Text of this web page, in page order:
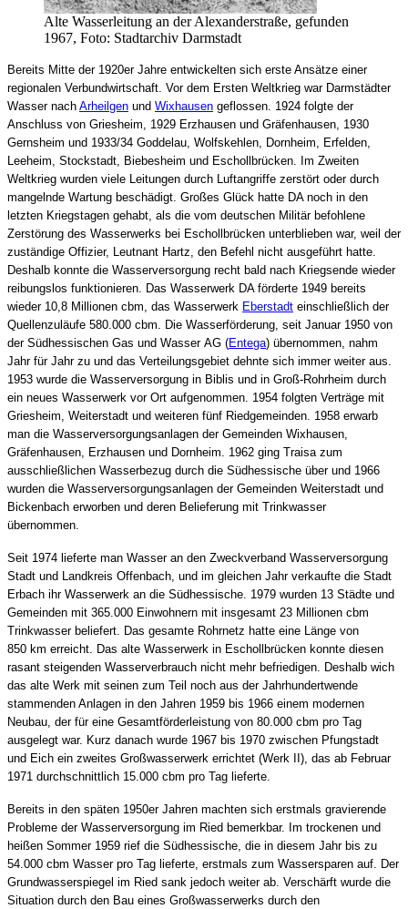
Alte Wasserleitung an der Alexanderstraße, gefunden
1967, Foto: Stadtarchiv Darmstadt
Bereits Mitte der 1920er Jahre entwickelten sich erste Ansätze einer
regionalen Verbundwirtschaft. Vor dem Ersten Weltkrieg war Darmstädter
Wasser nach Arheilgen und Wixhausen geflossen. 1924 folgte der
Anschluss von Griesheim, 1929 Erzhausen und Gräfenhausen, 1930
Gernsheim und 1933/34 Goddelau, Wolfskehlen, Dornheim, Erfelden,
Leeheim, Stockstadt, Biebesheim und Eschollbrücken. Im Zweiten
Weltkrieg wurden viele Leitungen durch Luftangriffe zerstört oder durch
mangelnde Wartung beschädigt. Großes Glück hatte DA noch in den
letzten Kriegstagen gehabt, als die vom deutschen Militär befohlene
Zerstörung des Wasserwerks bei Eschollbrücken unterblieben war, weil der
zuständige Offizier, Leutnant Hartz, den Befehl nicht ausgeführt hatte.
Deshalb konnte die Wasserversorgung recht bald nach Kriegsende wieder
reibungslos funktionieren. Das Wasserwerk DA förderte 1949 bereits
wieder 10,8 Millionen cbm, das Wasserwerk Eberstadt einschließlich der
Quellenzuläufe 580.000 cbm. Die Wasserförderung, seit Januar 1950 von
der Südhessischen Gas und Wasser AG (Entega) übernommen, nahm
Jahr für Jahr zu und das Verteilungsgebiet dehnte sich immer weiter aus.
1953 wurde die Wasserversorgung in Biblis und in Groß-Rohrheim durch
ein neues Wasserwerk vor Ort aufgenommen. 1954 folgten Verträge mit
Griesheim, Weiterstadt und weiteren fünf Riedgemeinden. 1958 erwarb
man die Wasserversorgungsanlagen der Gemeinden Wixhausen,
Gräfenhausen, Erzhausen und Dornheim. 1962 ging Traisa zum
ausschließlichen Wasserbezug durch die Südhessische über und 1966
wurden die Wasserversorgungsanlagen der Gemeinden Weiterstadt und
Bickenbach erworben und deren Belieferung mit Trinkwasser
übernommen.
Seit 1974 lieferte man Wasser an den Zweckverband Wasserversorgung
Stadt und Landkreis Offenbach, und im gleichen Jahr verkaufte die Stadt
Erbach ihr Wasserwerk an die Südhessische. 1979 wurden 13 Städte und
Gemeinden mit 365.000 Einwohnern mit insgesamt 23 Millionen cbm
Trinkwasser beliefert. Das gesamte Rohrnetz hatte eine Länge von
850 km erreicht. Das alte Wasserwerk in Eschollbrücken konnte diesen
rasant steigenden Wasserverbrauch nicht mehr befriedigen. Deshalb wich
das alte Werk mit seinen zum Teil noch aus der Jahrhundertwende
stammenden Anlagen in den Jahren 1959 bis 1966 einem modernen
Neubau, der für eine Gesamtförderleistung von 80.000 cbm pro Tag
ausgelegt war. Kurz danach wurde 1967 bis 1970 zwischen Pfungstadt
und Eich ein zweites Großwasserwerk errichtet (Werk II), das ab Februar
1971 durchschnittlich 15.000 cbm pro Tag lieferte.
Bereits in den späten 1950er Jahren machten sich erstmals gravierende
Probleme der Wasserversorgung im Ried bemerkbar. Im trockenen und
heißen Sommer 1959 rief die Südhessische, die in diesem Jahr bis zu
54.000 cbm Wasser pro Tag lieferte, erstmals zum Wassersparen auf. Der
Grundwasserspiegel im Ried sank jedoch weiter ab. Verschärft wurde die
Situation durch den Bau eines Großwasserwerks durch den